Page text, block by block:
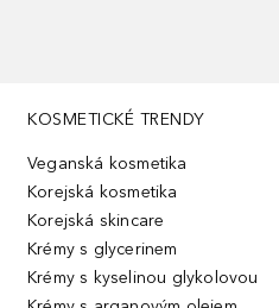
KOSMETICKÉ TRENDY
Veganská kosmetika
Korejská kosmetika
Korejská skincare
Krémy s glycerinem
Krémy s kyselinou glykolovou